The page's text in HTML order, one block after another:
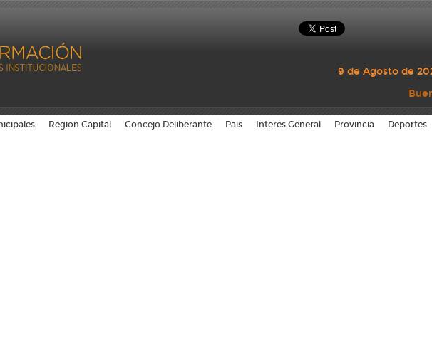
9 de Agosto de
Region Capital Concejo Deliberante Pais Interes General Provincia Deportes